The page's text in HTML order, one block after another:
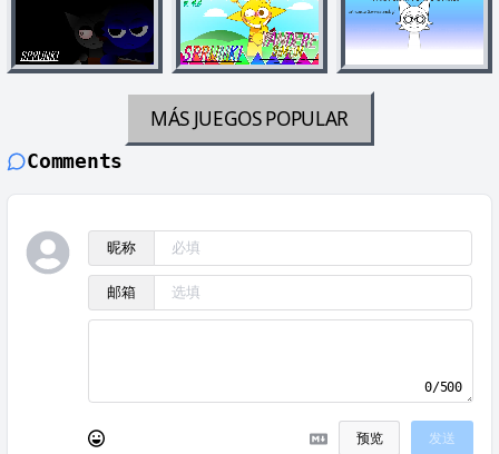
MÁS JUEGOSPOPULAR
Comments
昵称
邮箱
0/500
预览 发送